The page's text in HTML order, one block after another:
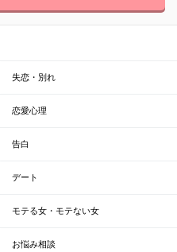
失恋・別れ
恋愛心理
告白
デート
モテる女・モテない女
お悩み相談